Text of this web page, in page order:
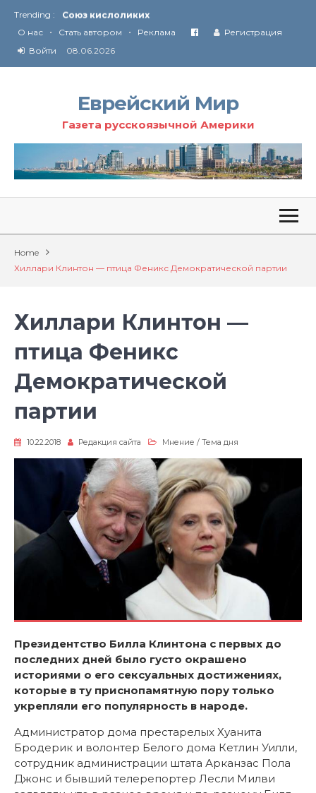
Trending :
Соглашение США с Ираном
Технология Революции в Иране
О нас • Стать автором • Реклама
Регистрация
Войти
08.06.2026
Еврейский Мир
Газета русскоязычной Америки
Home
Хиллари Клинтон — птица Феникс Демократической партии
Хиллари Клинтон —
птица Феникс
Демократической
партии
10.22.2018 Редакция сайта Мнение / Тема дня
Президентство Билла Клинтона с первых до
последних дней было густо окрашено
историями о его сексуальных достижениях,
которые в ту приснопамятную пору только
укрепляли его популярность в народе.
Администратор дома престарелых Хуанита
Бродерик и волонтер Белого дома Кетлин Уилли,
сотрудник администрации штата Арканзас Пола
Джонс и бывший телерепортер Лесли Милви